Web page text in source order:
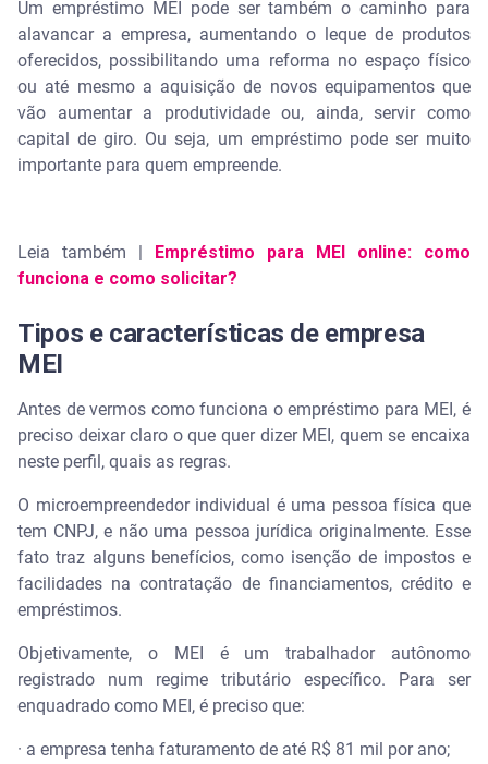
Um empréstimo MEI pode ser também o caminho para
alavancar a empresa, aumentando o leque de produtos
oferecidos, possibilitando uma reforma no espaço físico
ou até mesmo a aquisição de novos equipamentos que
vão aumentar a produtividade ou, ainda, servir como
capital de giro. Ou seja, um empréstimo pode ser muito
importante para quem empreende.
Leia também |
Empréstimo para MEI online: como
funciona e como solicitar?
Tipos e características de empresa
MEI
Antes de vermos como funciona o empréstimo para MEI, é
preciso deixar claro o que quer dizer MEI, quem se encaixa
neste perfil, quais as regras.
O microempreendedor individual é uma pessoa física que
tem CNPJ, e não uma pessoa jurídica originalmente. Esse
fato traz alguns benefícios, como isenção de impostos e
facilidades na contratação de financiamentos, crédito e
empréstimos.
Objetivamente, o MEI é um trabalhador autônomo
registrado num regime tributário específico. Para ser
enquadrado como MEI, é preciso que:
· a empresa tenha faturamento de até R$ 81 mil por ano;